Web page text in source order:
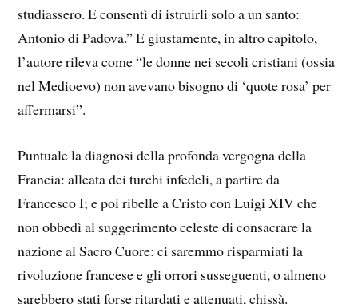
studiassero. E consentì di istruirli solo a un santo:
Antonio di Padova.” E giustamente, in altro capitolo,
l’autore rileva come “le donne nei secoli cristiani (ossia
nel Medioevo) non avevano bisogno di ‘quote rosa’ per
affermarsi”.
Puntuale la diagnosi della profonda vergogna della
Francia: alleata dei turchi infedeli, a partire da
Francesco I; e poi ribelle a Cristo con Luigi XIV che
non obbedì al suggerimento celeste di consacrare la
nazione al Sacro Cuore: ci saremmo risparmiati la
rivoluzione francese e gli orrori susseguenti, o almeno
sarebbero stati forse ritardati e attenuati, chissà.